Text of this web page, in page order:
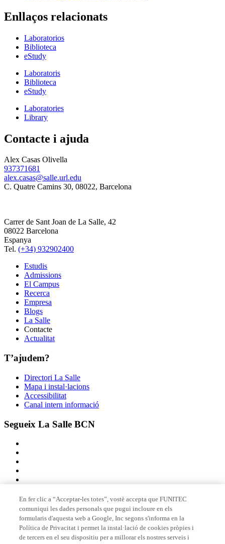
Enllaços relacionats
Laboratorios
Biblioteca
eStudy
Laboratoris
Biblioteca
eStudy
Laboratories
Library
Contacte i ajuda
Alex Casas Olivella
937371681
alex.casas@salle.url.edu
C. Quatre Camins 30, 08022, Barcelona
Carrer de Sant Joan de La Salle, 42
08022 Barcelona
Espanya
Tel. (+34) 932902400
Estudis
Admissions
El Campus
Recerca
Empresa
Blogs
La Salle
Contacte
Actualitat
T’ajudem?
Directori La Salle
Mapa i instal·lacions
Accessibilitat
Canal intern informació
Segueix La Salle BCN
Membre de
En fer clic a “Acceptar-les totes”, vostè accepta que FUNITEC
comuniqui les dades personals que pugui incloure en els
formularis d'aquesta web a Google, Inc segons s'informa en la
Política de Privacitat i permet la instal·lació de cookies pròpies i
de tercers en el seu dispositiu per a millorar els nostres serveis i